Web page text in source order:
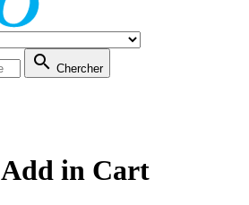
 Chercher
in Cart